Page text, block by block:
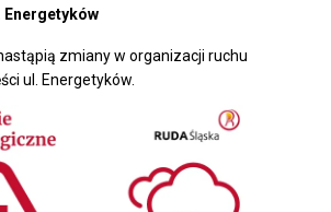
Energetyków
zmiany w organizacji ruchu
ul. Energetyków.